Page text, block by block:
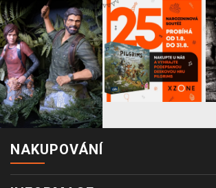
NAKUPOVÁNÍ